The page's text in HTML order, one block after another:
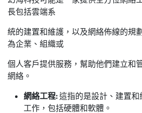
長包括雲端系
統的建置和維護，以及網絡佈線的規
為企業、組織或
個人客戶提供服務，幫助他們建立和
網絡。
網絡工程:這指的是設計、建置
工作，包括硬體和軟體。